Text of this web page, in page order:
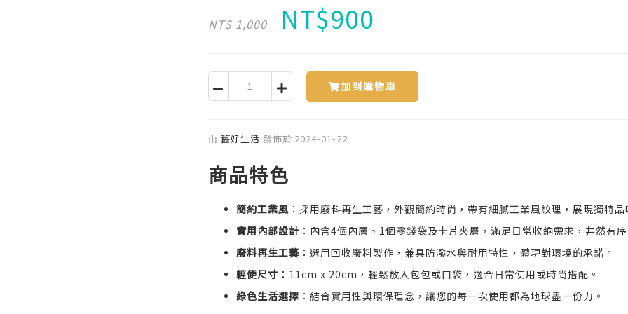
NT$ 1,000 NT$900
加到購物車
由 舊好生活 發佈於 2024-01-22
商品特色
簡約工業風 ：採用廢料再生工藝，外觀簡約時尚，帶有細膩工業風紋理，展現獨特
實用內部設計 ：內含4個內層、1個零錢袋及卡片夾層，滿足日常收納需求，井然有
廢料再生工藝 ：選用回收廢料製作，兼具防潑水與耐用特性，體現對環境的承諾。
輕便尺寸 ：11cm x 20cm，輕鬆放入包包或口袋，適合日常使用或時尚搭配。
綠色生活選擇 ：結合實用性與環保理念，讓您的每一次使用都為地球盡一份力。